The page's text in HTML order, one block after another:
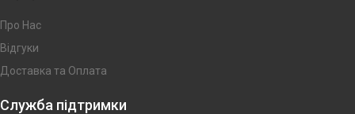
Про Нас
Відгуки
Доставка та Оплата
Служба підтримки